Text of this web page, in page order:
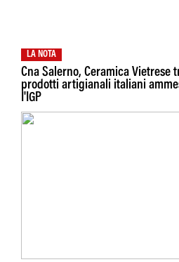
LA NOTA
Cna Salerno, Ceramica Vietrese
prodotti artigianali italiani
I'IGP